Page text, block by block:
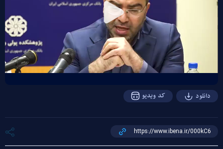
Play
Video
دانلود کد ویدیو